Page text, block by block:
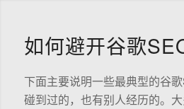
如何避开谷歌
下面主要说明一些最典型的谷
碰到过的，也有别人经历的。